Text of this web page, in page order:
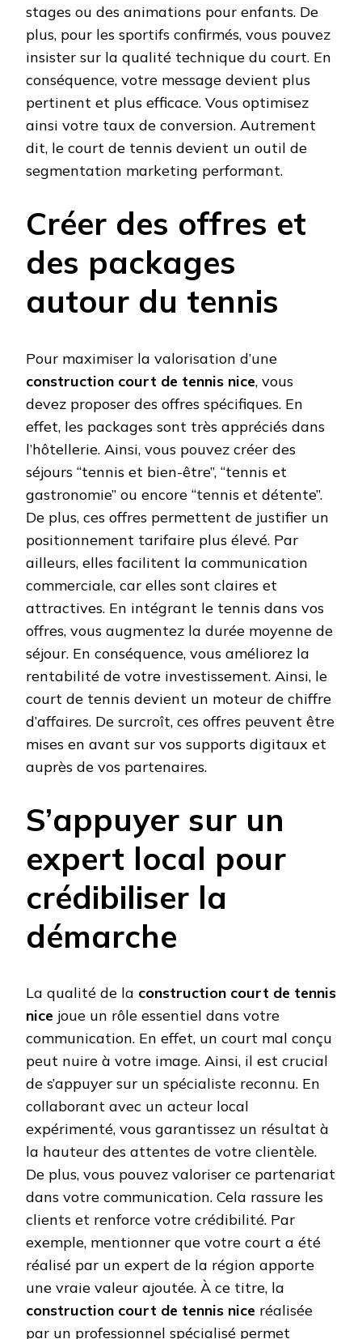
stages ou des animations pour enfants. De
plus, pour les sportifs confirmés, vous pouvez
insister sur la qualité technique du court. En
conséquence, votre message devient plus
pertinent et plus efficace. Vous optimisez
ainsi votre taux de conversion. Autrement
dit, le court de tennis devient un outil de
segmentation marketing performant.
Créer des offres et
des packages
autour du tennis
Pour maximiser la valorisation d’une
construction court de tennis nice, vous
devez proposer des offres spécifiques. En
effet, les packages sont très appréciés dans
l’hôtellerie. Ainsi, vous pouvez créer des
séjours “tennis et bien-être”, “tennis et
gastronomie” ou encore “tennis et détente”.
De plus, ces offres permettent de justifier un
positionnement tarifaire plus élevé. Par
ailleurs, elles facilitent la communication
commerciale, car elles sont claires et
attractives. En intégrant le tennis dans vos
offres, vous augmentez la durée moyenne de
séjour. En conséquence, vous améliorez la
rentabilité de votre investissement. Ainsi, le
court de tennis devient un moteur de chiffre
d’affaires. De surcroît, ces offres peuvent être
mises en avant sur vos supports digitaux et
auprès de vos partenaires.
S’appuyer sur un
expert local pour
crédibiliser la
démarche
La qualité de la construction court de tennis
nice joue un rôle essentiel dans votre
communication. En effet, un court mal conçu
peut nuire à votre image. Ainsi, il est crucial
de s’appuyer sur un spécialiste reconnu. En
collaborant avec un acteur local
expérimenté, vous garantissez un résultat à
la hauteur des attentes de votre clientèle.
De plus, vous pouvez valoriser ce partenariat
dans votre communication. Cela rassure les
clients et renforce votre crédibilité. Par
exemple, mentionner que votre court a été
réalisé par un expert de la région apporte
une vraie valeur ajoutée. À ce titre, la
construction court de tennis nice réalisée
par un professionnel spécialisé permet